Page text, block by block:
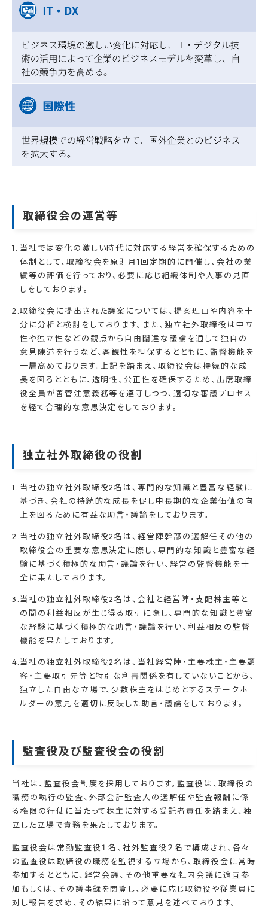
取締役会の運営等
当社では変化の激しい時代に対応する経営を確保するための
体制として、取締役会を原則月1回定期的に開催し、会社の業
績等の評価を行っており、必要に応じ組織体制や人事の見直
しをしております。
取締役会に提出された議案については、提案理由や内容を十
分に分析と検討をしております。また、独立社外取締役は中立
性や独立性などの観点から自由闊達な議論を通して独自の
意見陳述を行うなど、客観性を担保するとともに、監督機能を
一層高めております。上記を踏まえ、取締役会は持続的な成
長を図るとともに、透明性、公正性を確保するため、出席取締
役全員が善管注意義務等を遵守しつつ、適切な審議プロセス
を経て合理的な意思決定をしております。
独立社外取締役の役割
当社の独立社外取締役2名は、専門的な知識と豊富な経験に
基づき、会社の持続的な成長を促し中長期的な企業価値の向
上を図るために有益な助言・議論をしております。
当社の独立社外取締役2名は、経営陣幹部の選解任その他の
取締役会の重要な意思決定に際し、専門的な知識と豊富な経
験に基づく積極的な助言・議論を行い、経営の監督機能を十
全に果たしております。
当社の独立社外取締役2名は、会社と経営陣・支配株主等と
の間の利益相反が生じ得る取引に際し、専門的な知識と豊富
な経験に基づく積極的な助言・議論を行い、利益相反の監督
機能を果たしております。
当社の独立社外取締役2名は、当社経営陣・主要株主・主要顧
客・主要取引先等と特別な利害関係を有していないことから、
独立した自由な立場で、少数株主をはじめとするステークホ
ルダーの意見を適切に反映した助言・議論をしております。
監査役及び監査役会の役割
当社は、監査役会制度を採用しております。監査役は、取締役の
職務の執行の監査、外部会計監査人の選解任や監査報酬に係
る権限の行使に当たって株主に対する受託者責任を踏まえ、独
立した立場で責務を果たしております。
監査役会は常勤監査役１名、社外監査役２名で構成され、各々
の監査役は取締役の職務を監視する立場から、取締役会に常時
参加するとともに、経営会議、その他重要な社内会議に適宜参
加もしくは、その議事録を閲覧し、必要に応じ取締役や従業員に
対し報告を求め、その結果に沿って意見を述べております。